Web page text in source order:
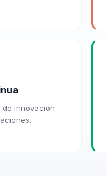
de innovación